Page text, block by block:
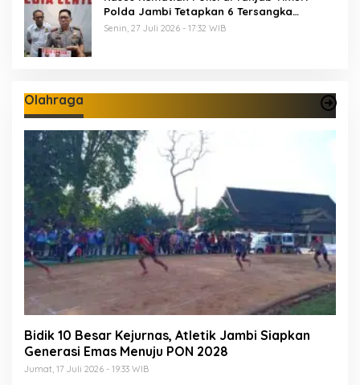
Polda Jambi Tetapkan 6 Tersangka
Termasuk 5 Anggota Polri
Senin, 27 Juli 2026 - 17:32 WIB
Olahraga
Bidik 10 Besar Kejurnas, Atletik Jambi Siapkan
Generasi Emas Menuju PON 2028
Jumat, 17 Juli 2026 - 19:33 WIB